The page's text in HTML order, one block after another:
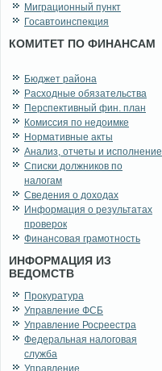
Миграционный пункт
Госавтоинспекция
КОМИТЕТ ПО ФИНАНСАМ
Бюджет района
Расходные обязательства
Перспективный фин. план
Комиссия по недоимке
Нормативные акты
Анализ, отчеты и исполнение
Списки должников по
налогам
Сведения о доходах
Информация о результатах
проверок
Финансовая грамотность
ИНФОРМАЦИЯ ИЗ
ВЕДОМСТВ
Прокуратура
Управление ФСБ
Управление Росреестра
Федеральная налоговая
служба
Управление